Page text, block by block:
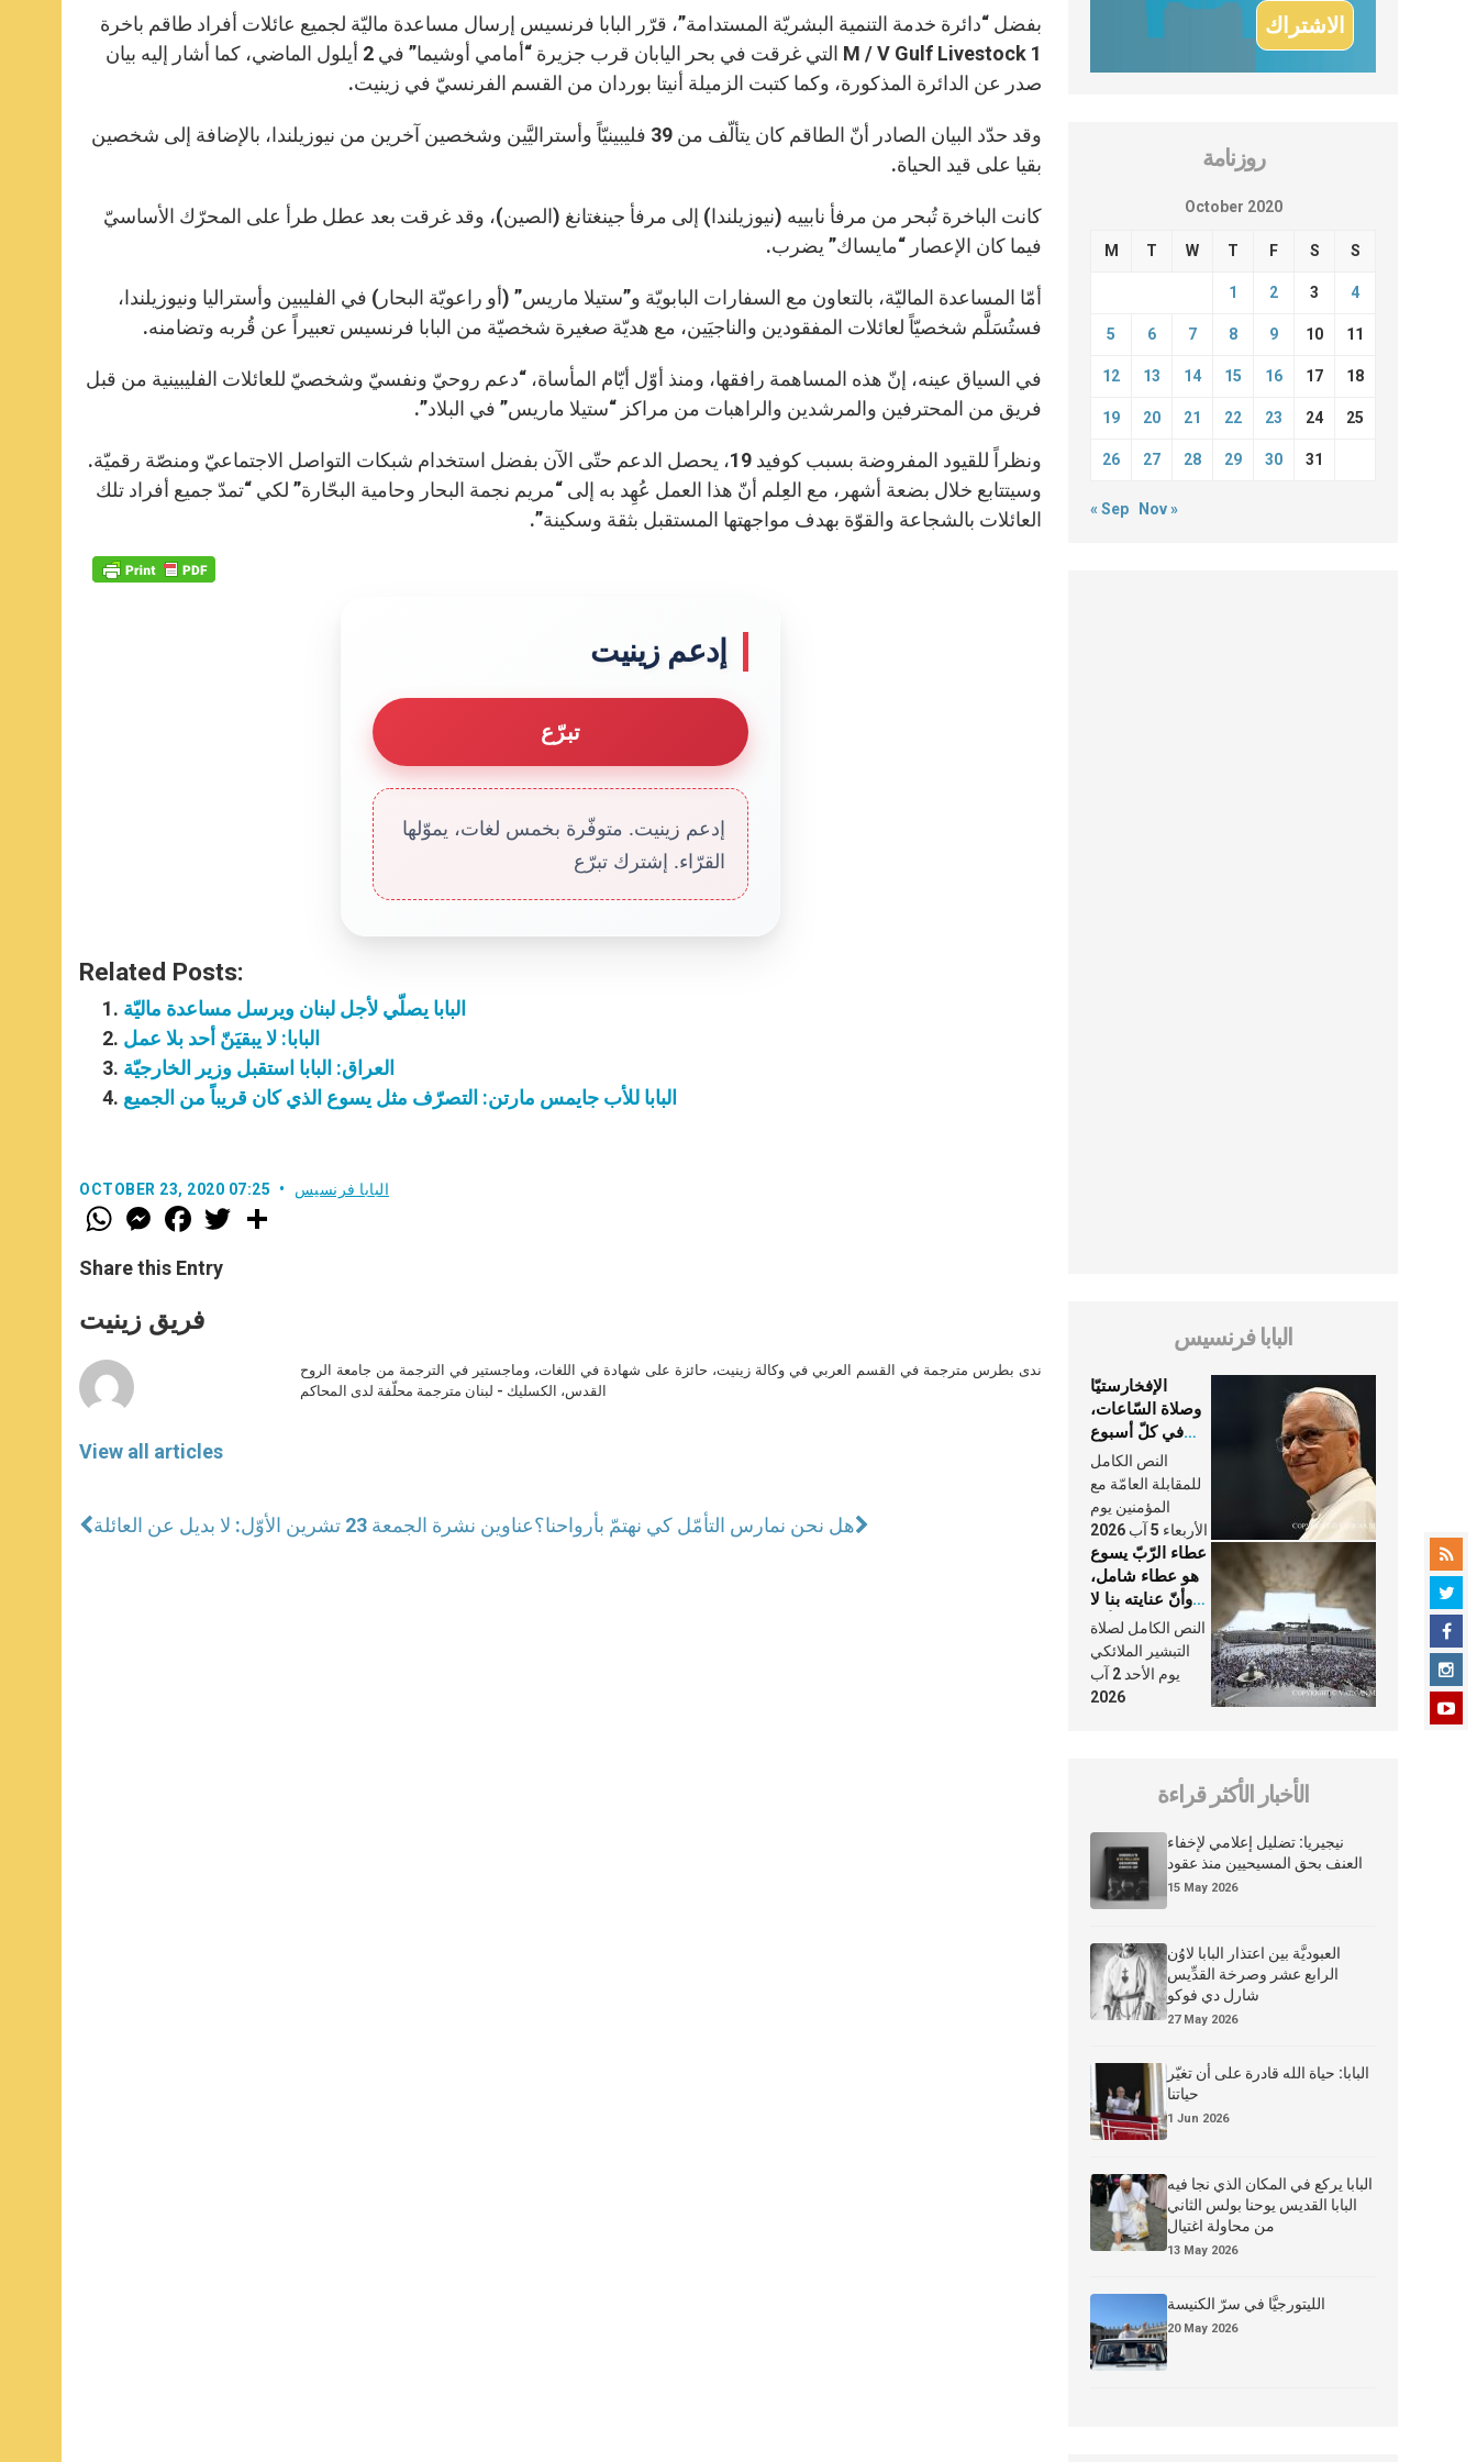
p
p
g
e
r
o
k
r
بفضل “دائرة خدمة التنمية البشريّة المستدامة”، قرّر البابا فرنسيس إرسال مساعدة ماليّة لجميع عائلات أفراد طاقم باخرة
M / V Gulf Livestock 1 التي غرقت في بحر اليابان قرب جزيرة “أمامي أوشيما” في 2 أيلول الماضي، كما أشار إليه بيان
صدر عن الدائرة المذكورة، وكما كتبت الزميلة أنيتا بوردان من القسم الفرنسيّ في زينيت.
وقد حدّد البيان الصادر أنّ الطاقم كان يتألّف من 39 فليبينيّاً وأستراليَّين وشخصين آخرين من نيوزيلندا، بالإضافة إلى شخصين
بقيا على قيد الحياة.
كانت الباخرة تُبحر من مرفأ نابييه (نيوزيلندا) إلى مرفأ جينغتانغ (الصين)، وقد غرقت بعد عطل طرأ على المحرّك الأساسيّ
فيما كان الإعصار “مايساك” يضرب.
أمّا المساعدة الماليّة، بالتعاون مع السفارات البابويّة و”ستيلا ماريس” (أو راعويّة البحار) في الفليبين وأستراليا ونيوزيلندا،
فستُسَلَّم شخصيّاً لعائلات المفقودين والناجيَين، مع هديّة صغيرة شخصيّة من البابا فرنسيس تعبيراً عن قُربه وتضامنه.
في السياق عينه، إنّ هذه المساهمة رافقها، ومنذ أوّل أيّام المأساة، “دعم روحيّ ونفسيّ وشخصيّ للعائلات الفليبينية من قبل
فريق من المحترفين والمرشدين والراهبات من مراكز “ستيلا ماريس” في البلاد”.
ونظراً للقيود المفروضة بسبب كوفيد 19، يحصل الدعم حتّى الآن بفضل استخدام شبكات التواصل الاجتماعيّ ومنصّة رقميّة.
وسيتتابع خلال بضعة أشهر، مع العِلم أنّ هذا العمل عُهِد به إلى “مريم نجمة البحار وحامية البحّارة” لكي “تمدّ جميع أفراد تلك
العائلات بالشجاعة والقوّة بهدف مواجهتها المستقبل بثقة وسكينة”.
إدعم زينيت
تبرّع
إدعم زينيت. متوفّرة بخمس لغات، يموّلها
القرّاء. إشترك تبرّع
Related Posts:
البابا يصلّي لأجل لبنان ويرسل مساعدة ماليّة
البابا: لا يبقيَنّ أحد بلا عمل
العراق: البابا استقبل وزير الخارجيّة
البابا للأب جايمس مارتن: التصرّف مثل يسوع الذي كان قريباً من الجميع
OCTOBER 23, 2020 07:25 البابا فرنسيس
W
h
t
s
p
p
M
e
s
e
g
e
F
a
e
b
o
k
w
Share this Entry
فريق زينيت
View all articles
ندى بطرس مترجمة في القسم العربي في وكالة زينيت، حائزة على شهادة في اللغات، وماجستير في الترجمة من جامعة الروح
القدس، الكسليك - لبنان مترجمة محلّفة لدى المحاكم
عناوين نشرة الجمعة 23 تشرين الأوّل: لا بديل عن العائلةهل نحن نمارس التأمّل كي نهتمّ بأرواحنا؟
روزنامة
October 2020
M T W T F S S
1 2 3 4
5 6 7 8 9 10 11
12 13 14 15 16 17 18
19 20 21 22 23 24 25
26 27 28 29 30 31
« Sep Nov »
البابا فرنسيس
الإفخارستيّا
وصلاة السّاعات،
في كلّ أسبوع
وكلّ يوم، هما
النَّفَس في حياة
الكنيسة
النص الكامل
للمقابلة العامّة مع
المؤمنين يوم
الأربعاء 5 آب 2026
عطاء الرّبّ يسوع
هو عطاء شامل،
وأنّ عنايته بنا لا
تغيب عنّا أبدًا
النص الكامل لصلاة
التبشير الملائكي
يوم الأحد 2 آب
2026
الأخبار الأكثر قراءة
نيجيريا: تضليل إعلامي لإخفاء
العنف بحق المسيحيين منذ عقود
15 May 2026
العبوديَّة بين اعتذار البابا لاوُن
الرابع عشر وصرخة القدِّيس
شارل دي فوكو
27 May 2026
البابا: حياة الله قادرة على أن تغيّر
حياتنا
1 Jun 2026
البابا يركع في المكان الذي نجا فيه
البابا القديس يوحنا بولس الثاني
من محاولة اغتيال
13 May 2026
الليتورجيَّا في سرّ الكنيسة
20 May 2026